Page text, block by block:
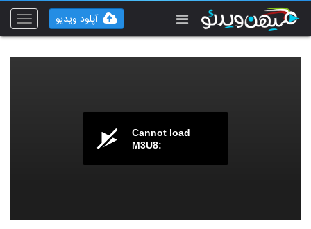
Toggle
آپلود ویدیو
Cannot load
M3U8: